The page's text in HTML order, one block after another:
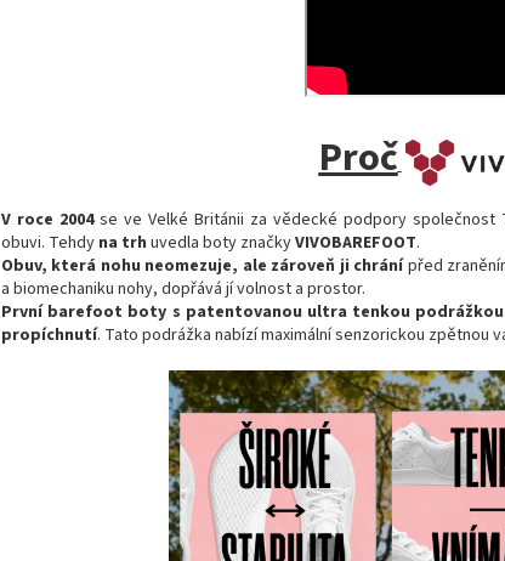
Proč
V roce 2004se ve Velké Británii za vědecké podpory společnost
obuvi. Tehdy na trh uvedla boty značkyVIVOBAREFOOT.
Obuv, která nohu neomezuje, ale zároveň ji chránípřed
a biomechaniku nohy, dopřává jí volnost a prostor.
První barefoot boty s patentovanou ultra tenkou
propíchnutí. Tato podrážka nabízí maximální senzorickou zpětnou